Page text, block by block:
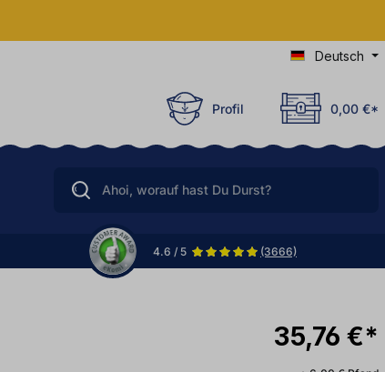
Deutsch
Profil 0,00 €*
4.6 / 5 (3666)
35,76 €*